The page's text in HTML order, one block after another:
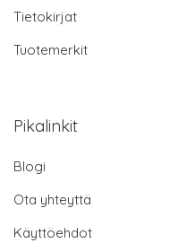
Tietokirjat
Tuotemerkit
Pikalinkit
Blogi
Ota yhteyttä
Käyttöehdot